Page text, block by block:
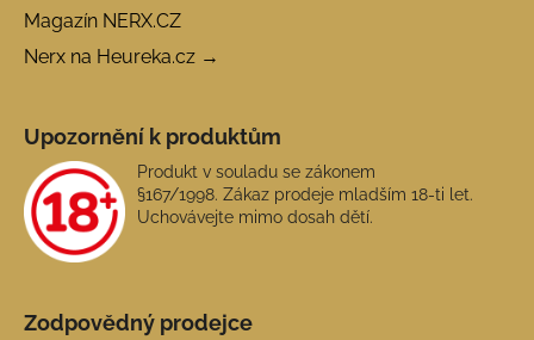
Magazín NERX.CZ
Nerx na Heureka.cz →
Upozornění k produktům
Produkt v souladu se zákonem
§167/1998. Zákaz prodeje mladším 18-ti let.
Uchovávejte mimo dosah dětí.
Zodpovědný prodejce